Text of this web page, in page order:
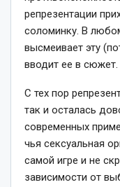
репрезентации
соломинку. В
высмеивает эту
вводит ее в сюжет.
С тех пор
так и осталась
современных
чья сексуальная
самой игре и не
зависимости от